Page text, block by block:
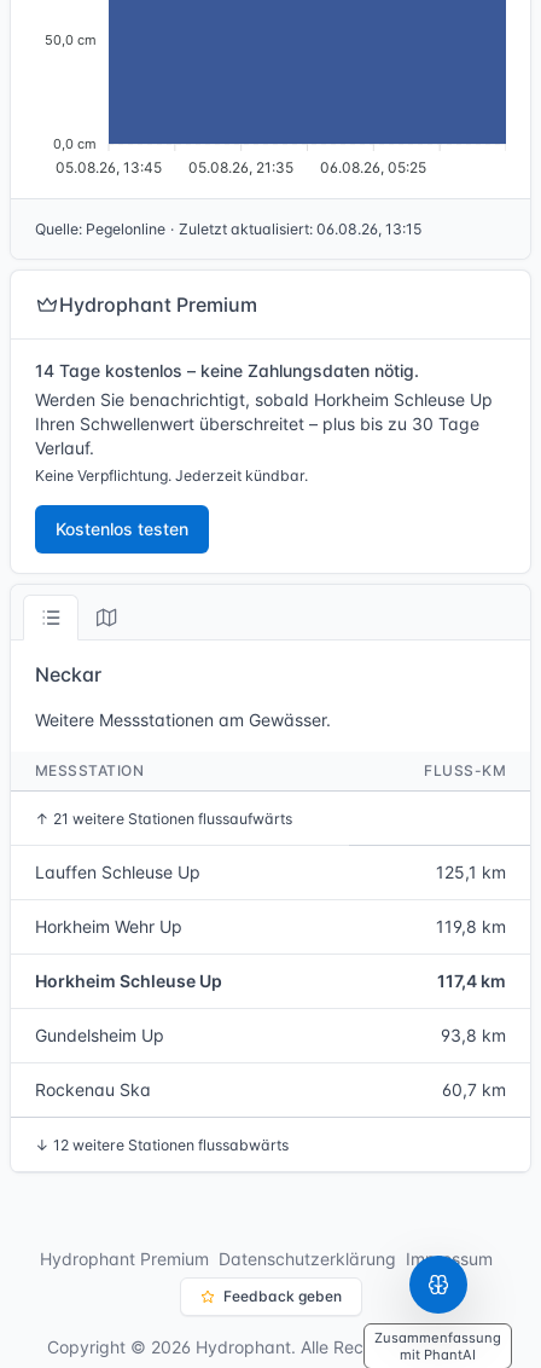
50,0 cm
0,0 cm
05.08.26, 13:45 05.08.26, 21:35 06.08.26, 05:25
Quelle: Pegelonline · Zuletzt aktualisiert: 06.08.26, 13:15
Hydrophant Premium
14 Tage kostenlos – keine Zahlungsdaten nötig.
Werden Sie benachrichtigt, sobald Horkheim Schleuse Up
Ihren Schwellenwert überschreitet – plus bis zu 30 Tage
Verlauf.
Keine Verpflichtung. Jederzeit kündbar.
Kostenlos testen
Neckar
Weitere Messstationen am Gewässer.
MESSSTATION FLUSS-KM
↑ 21 weitere Stationen flussaufwärts
Lauffen Schleuse Up 125,1 km
Horkheim Wehr Up 119,8 km
Horkheim Schleuse Up 117,4 km
Gundelsheim Up 93,8 km
Rockenau Ska 60,7 km
↓ 12 weitere Stationen flussabwärts
Zusammenfassung
mit PhantAI
Hydrophant Premium Datenschutzerklärung Impressum
Feedback geben
Copyright © 2026 Hydrophant. Alle Rechte vorbehalten.